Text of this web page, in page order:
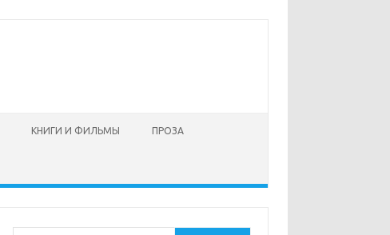
КНИГИ И ФИЛЬМЫ ПРОЗА